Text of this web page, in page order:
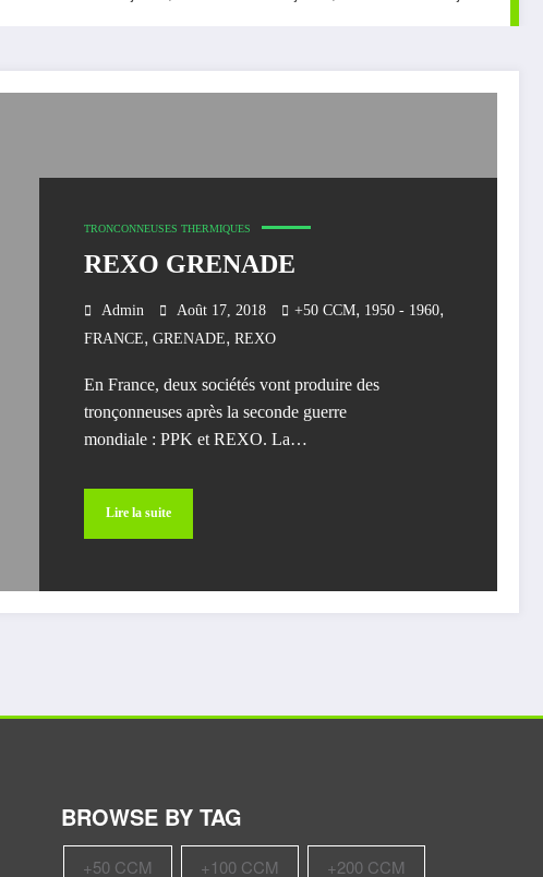
TRONCONNEUSES THERMIQUES
REXO GRENADE
Admin Août 17, 2018 +50 CCM, 1950 - 1960,
FRANCE, GRENADE, REXO
En France, deux sociétés vont produire des
tronçonneuses après la seconde guerre
mondiale : PPK et REXO. La…
Lire la suite
BROWSE BY TAG
+50 CCM +100 CCM +200 CCM